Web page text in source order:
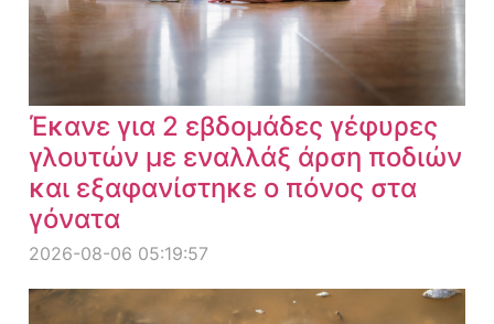
Έκανε για 2 εβδομάδες γέφυρες
γλουτών με εναλλάξ άρση ποδιών
και εξαφανίστηκε ο πόνος στα
γόνατα
2026-08-06 05:19:57